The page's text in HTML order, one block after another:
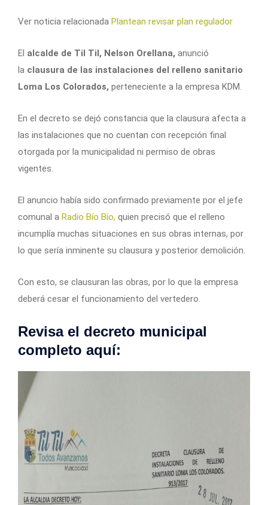
Ver noticia relacionada Plantean revisar plan regulador
El alcalde de Til Til, Nelson Orellana, anunció
la clausura de las instalaciones del relleno sanitario
Loma Los Colorados, perteneciente a la empresa KDM.
En el decreto se dejó constancia que la clausura afecta a
las instalaciones que no cuentan con recepción final
otorgada por la municipalidad ni permiso de obras
vigentes.
El anuncio había sido confirmado previamente por el jefe
comunal a Radio Bío Bío, quien precisó que el relleno
incumplía muchas situaciones en sus obras internas, por
lo que sería inminente su clausura y posterior demolición.
Con esto, se clausuran las obras, por lo que la empresa
deberá cesar el funcionamiento del vertedero.
Revisa el decreto municipal
completo aquí: